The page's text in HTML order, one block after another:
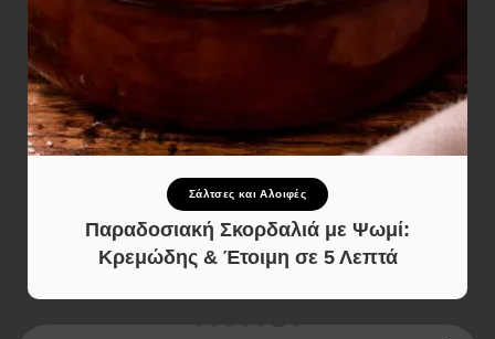
Σάλτσες και Αλοιφές
Παραδοσιακή Σκορδαλιά με Ψωμί:
Κρεμώδης & Έτοιμη σε 5 Λεπτά